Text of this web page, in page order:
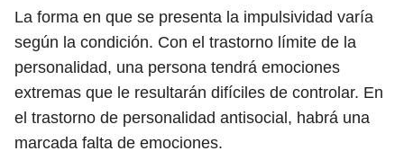
La forma en que se presenta la impulsividad varía
según la condición. Con el trastorno límite de la
personalidad, una persona tendrá emociones
extremas que le resultarán difíciles de controlar. En
el trastorno de personalidad antisocial, habrá una
marcada falta de emociones.